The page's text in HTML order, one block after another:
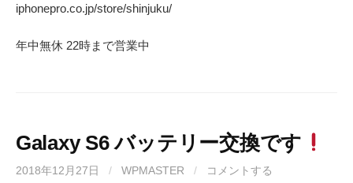
iphonepro.co.jp/store/shinjuku/
年中無休 22時まで営業中
Galaxy S6 バッテリー交換です
2018年12月27日 / WPMASTER / コメントする